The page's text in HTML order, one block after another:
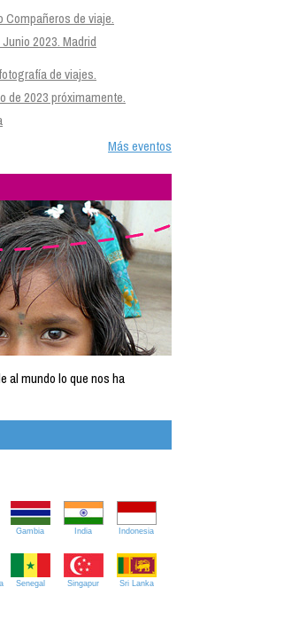
Compañeros de viaje.
2023. Madrid
de viajes.
de 2023 próximamente.
Más eventos
al mundo lo que nos ha
Gambia India Indonesia
Senegal Singapur Sri Lanka